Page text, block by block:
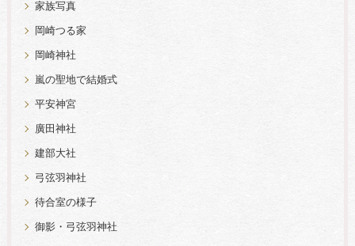
家族写真
岡崎つる家
岡崎神社
嵐の聖地で結婚式
平安神宮
廣田神社
建部大社
弓弦羽神社
待合室の様子
御影・弓弦羽神社